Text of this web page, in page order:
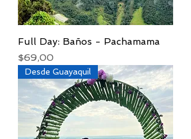
Full Day: Baños - Pachamama
Precio
$69,00
Desde Guayaquil